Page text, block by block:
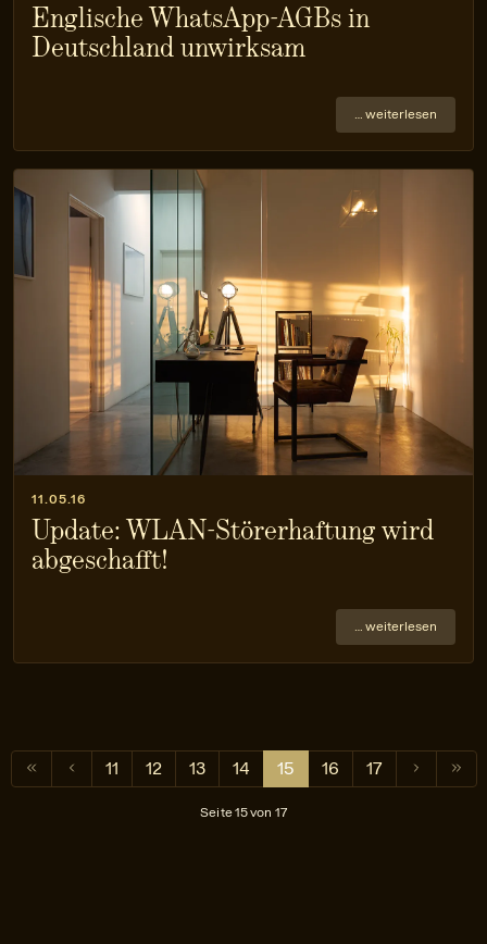
Englische WhatsApp-AGBs in
Deutschland unwirksam
… weiterlesen
11.05.16
Update: WLAN-Störerhaftung wird
abgeschafft!
… weiterlesen
11 12 13 14 15 16 17
Seite 15 von 17